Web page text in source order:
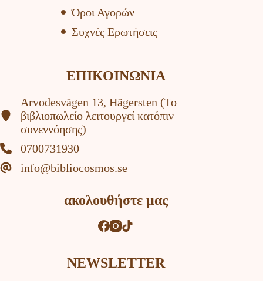
Όροι Αγορών
Συχνές Ερωτήσεις
ΕΠΙΚΟΙΝΩΝΙΑ
Arvodesvägen 13, Hägersten (To
βιβλιοπωλείο λειτουργεί κατόπιν
συνεννόησης)
0700731930
info@bibliocosmos.se
ακολουθήστε μας
NEWSLETTER